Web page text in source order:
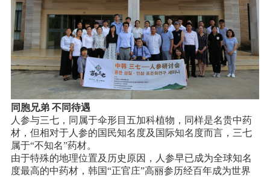
同胞兄弟 不同待遇
人参与三七，同属于伞形目五加科植物，同样是名贵中药
材，但相对于人参的国民知名度及国际知名度而言，三七
属于“不知名”药材。
由于特殊的地理位置及历史原因，人参早已成为全球知名
度最高的中药材，韩国“正官庄”高丽参历经百年成为世界